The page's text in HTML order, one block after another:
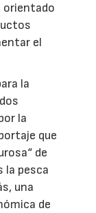
orientado
el
la
la
que
de
la pesca
una
de